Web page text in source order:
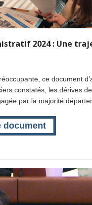
2024 : Une
ce document
constatés, les dérives
par la majorité
document